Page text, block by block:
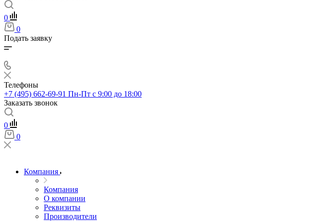
0
0
Подать заявку
Телефоны
+7 (495) 662-69-91 Пн-Пт c 9:00 до 18:00
Заказать звонок
0
0
Компания
Компания
О компании
Реквизиты
Производители